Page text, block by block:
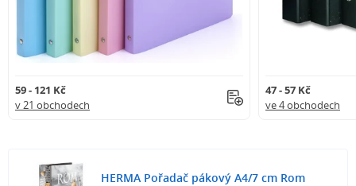
59 - 121 Kč
v 21 obchodech
47 - 57 Kč
ve 4 obchodech
HERMA Pořadač pákový A4/7 cm Rom